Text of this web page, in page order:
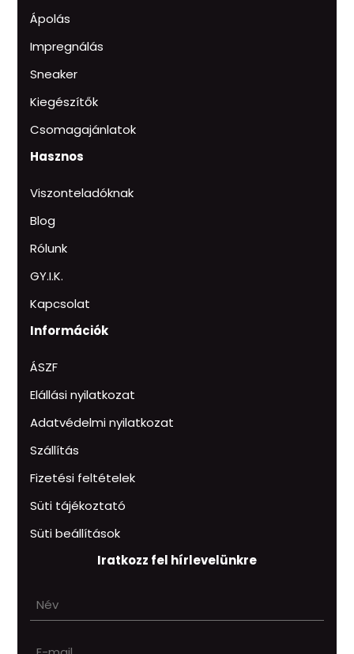
Ápolás
Impregnálás
Sneaker
Kiegészítők
Csomagajánlatok
Hasznos
Viszonteladóknak
Blog
Rólunk
GY.I.K.
Kapcsolat
Információk
ÁSZF
Elállási nyilatkozat
Adatvédelmi nyilatkozat
Szállítás
Fizetési feltételek
Süti tájékoztató
Süti beállítások
Iratkozz fel hírlevelünkre